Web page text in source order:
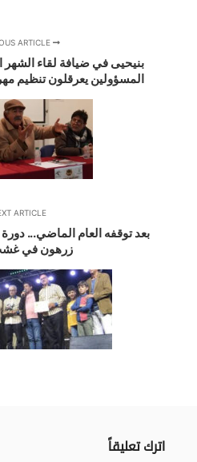
بنيحيى في ضيافة لقاء
المسؤولين يعرقلون تنظيم
ARTICLE
بعد توقفه العام الماضي...
زرهون في
اترك تعليقاً